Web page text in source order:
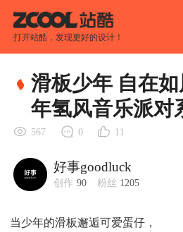
打开站酷，发现更好的设计！
滑板少年 自在
年氢风音乐派对
567 0 11
好事goodluck
创作 90 粉丝 1205
当少年的滑板邂逅可爱蛋仔，